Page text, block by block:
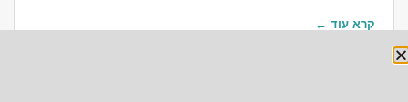
קרא עוד ←